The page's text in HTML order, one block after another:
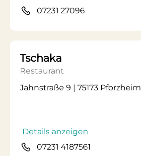
07231 27096
Tschaka
Restaurant
Jahnstraße 9 | 75173 Pforzheim
Details anzeigen
07231 4187561